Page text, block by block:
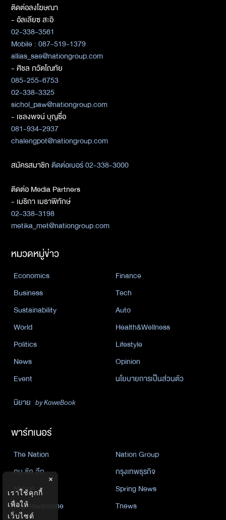
ติดต่อลงโฆษณา
- อัลเลียซ สะอิ
02-338-3561
Mobile : 087-519-1379
allias_sae@nationgroup.com
- ศิชล ภวัตโณทัย
085-255-6753
02-338-3325
sichol_paw@nationgroup.com
- เชลงพจน์ บุญซื่อ
081-934-2937
chalengpot@nationgroup.com
สมัครสมาชิกติดต่อเบอร์ 02-338-3000
ติดต่อ Media Partners
- เมธิกา เมธาพิทักษ์
02-338-3198
metika_met@nationgroup.com
หมวดหมู่ข่าว
Economics
Finance
Business
Tech
Sustainability
Auto
World
Health&Wellness
Politics
Lifestyle
News
Opinion
Event
นโยบายการเป็นส่วนตัว
นิยาย by KaweBook
พาร์ทเนอร์
The Nation
Nation Group
คม ชัด ลึก
กรุงเทพธุรกิจ
Nation
Spring News
Thainewsonline
Tnews
×
เราใช้คุกกี้
เพื่อให้
เว็บไซต์